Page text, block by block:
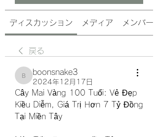
ディスカッション メディア メンバー
戻る
boonsnake3
boonsnake3
2024年12月17日
Cây Mai Vàng 100 Tuổi: Vẻ Đẹp
Kiều Diễm, Giá Trị Hơn 7 Tỷ Đồng
Tại Miền Tây